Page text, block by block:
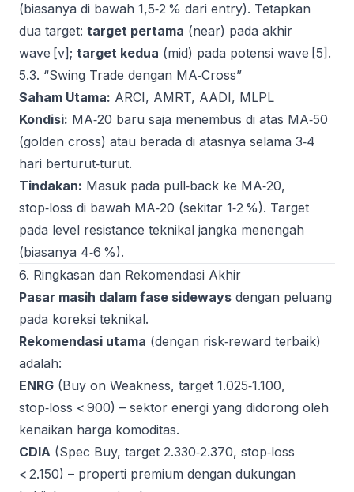
(biasanya di bawah 1,5‑2 % dari entry). Tetapkan
dua target: target pertama (near) pada akhir
wave [v]; target kedua (mid) pada potensi wave [5].
5.3. “Swing Trade dengan MA‑Cross”
Saham Utama: ARCI, AMRT, AADI, MLPL
Kondisi: MA‑20 baru saja menembus di atas MA‑50
(golden cross) atau berada di atasnya selama 3‑4
hari berturut‑turut.
Tindakan: Masuk pada pull‑back ke MA‑20,
stop‑loss di bawah MA‑20 (sekitar 1‑2 %). Target
pada level resistance teknikal jangka menengah
(biasanya 4‑6 %).
6. Ringkasan dan Rekomendasi Akhir
Pasar masih dalam fase sideways dengan peluang
pada koreksi teknikal.
Rekomendasi utama (dengan risk‑reward terbaik)
adalah:
ENRG (Buy on Weakness, target 1.025‑1.100,
stop‑loss < 900) – sektor energi yang didorong oleh
kenaikan harga komoditas.
CDIA (Spec Buy, target 2.330‑2.370, stop‑loss
< 2.150) – properti premium dengan dukungan